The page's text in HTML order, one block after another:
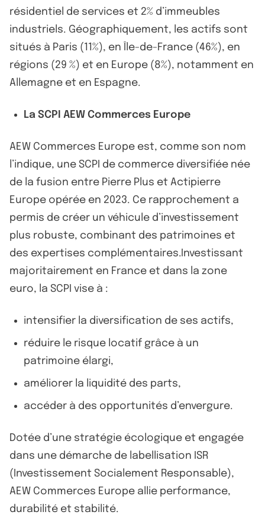
résidentiel de services et 2% d’immeubles
industriels. Géographiquement, les actifs sont
situés à Paris (11%), en Île-de-France (46%), en
régions (29 %) et en Europe (8%), notamment en
Allemagne et en Espagne.
La SCPI AEW Commerces Europe
AEW Commerces Europe est, comme son nom
l’indique, une SCPI de commerce diversifiée née
de la fusion entre Pierre Plus et Actipierre
Europe opérée en 2023. Ce rapprochement a
permis de créer un véhicule d’investissement
plus robuste, combinant des patrimoines et
des expertises complémentaires.Investissant
majoritairement en France et dans la zone
euro, la SCPI vise à :
intensifier la diversification de ses actifs,
réduire le risque locatif grâce à un
patrimoine élargi,
améliorer la liquidité des parts,
accéder à des opportunités d’envergure.
Dotée d’une stratégie écologique et engagée
dans une démarche de labellisation ISR
(Investissement Socialement Responsable),
AEW Commerces Europe allie performance,
durabilité et stabilité.